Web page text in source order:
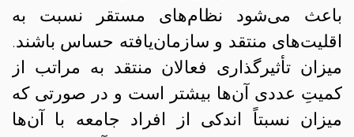
باعث می‌شود نظام‌های مستقر نسبت به
اقلیت‌های منتقد و سازمان‌یافته حساس باشند.
میزان تأثیرگذاری فعالان منتقد به مراتب از
کمیتِ عددی آن‌ها بیشتر است و در صورتی که
میزان نسبتاً اندکی از افراد جامعه با آن‌ها